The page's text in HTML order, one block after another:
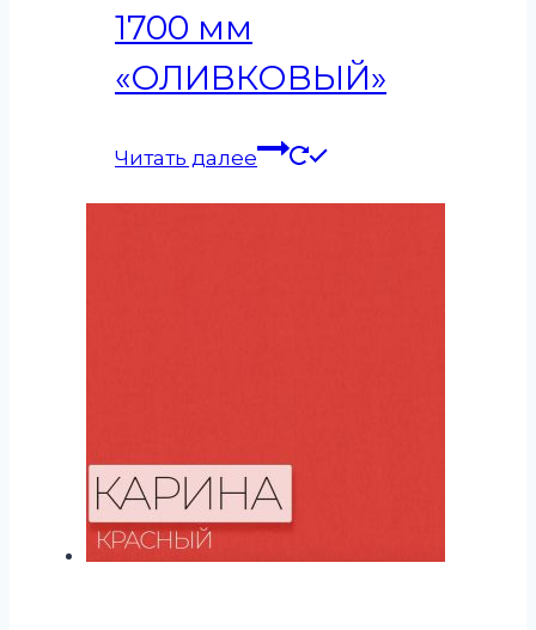
1700 мм
«ОЛИВКОВЫЙ»
Читать далее